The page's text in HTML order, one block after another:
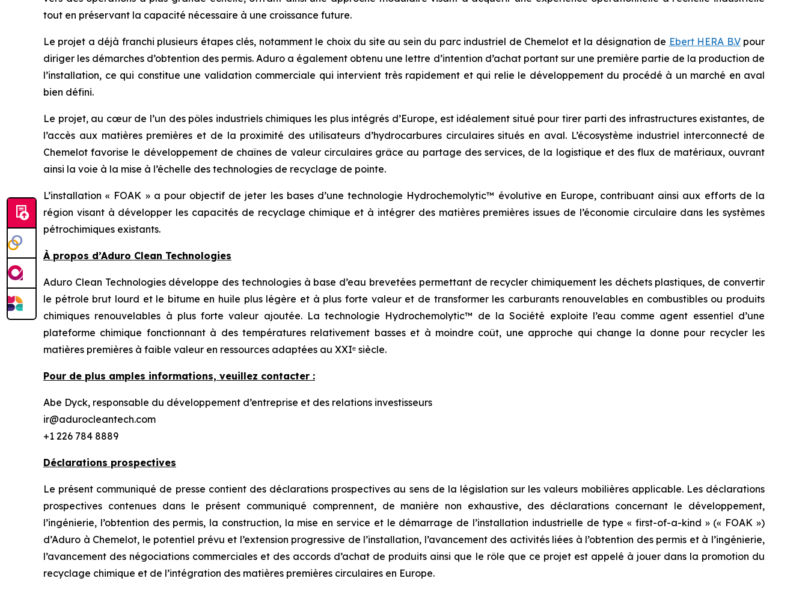
tout en préservant la capacité nécessaire à une croissance future.
Le projet a déjà franchi plusieurs étapes clés, notamment le choix du site au sein du parc industriel de Chemelot et la désignation de Ebert HERA B.Vpour
diriger les démarches d’obtention des permis. Aduro a également obtenu une lettre d’intention d’achat portant sur une première partie de la production de
l’installation, ce qui constitue une validation commerciale qui intervient très rapidement et qui relie le développement du procédé à un marché en aval
bien défini.
Le projet, au cœur de l’un des pôles industriels chimiques les plus intégrés d’Europe, est idéalement situé pour tirer parti des infrastructures existantes, de
l’accès aux matières premières et de la proximité des utilisateurs d’hydrocarbures circulaires situés en aval. L’écosystème industriel interconnecté de
Chemelot favorise le développement de chaînes de valeur circulaires grâce au partage des services, de la logistique et des flux de matériaux, ouvrant
ainsi la voie à la mise à l’échelle des technologies de recyclage de pointe.
L’installation « FOAK » a pour objectif de jeter les bases d’une technologie Hydrochemolytic™ évolutive en Europe, contribuant ainsi aux efforts de la
région visant à développer les capacités de recyclage chimique et à intégrer des matières premières issues de l’économie circulaire dans les systèmes
pétrochimiques existants.
À propos d’Aduro Clean Technologies
Aduro Clean Technologies développe des technologies à base d’eau brevetées permettant de recycler chimiquement les déchets plastiques, de convertir
le pétrole brut lourd et le bitume en huile plus légère et à plus forte valeur et de transformer les carburants renouvelables en combustibles ou produits
chimiques renouvelables à plus forte valeur ajoutée. La technologie Hydrochemolytic™ de la Société exploite l’eau comme agent essentiel d’une
plateforme chimique fonctionnant à des températures relativement basses et à moindre coût, une approche qui change la donne pour recycler les
matières premières à faible valeur en ressources adaptées au XXIᵉ siècle.
Pour de plus amples informations, veuillez contacter :
Abe Dyck, responsable du développement d’entreprise et des relations investisseurs
ir@adurocleantech.com
+1 226 784 8889
Déclarations prospectives
Le présent communiqué de presse contient des déclarations prospectives au sens de la législation sur les valeurs mobilières applicable. Les déclarations
prospectives contenues dans le présent communiqué comprennent, de manière non exhaustive, des déclarations concernant le développement,
l’ingénierie, l’obtention des permis, la construction, la mise en service et le démarrage de l’installation industrielle de type « first-of-a-kind » (« FOAK »)
d’Aduro à Chemelot, le potentiel prévu et l’extension progressive de l’installation, l’avancement des activités liées à l’obtention des permis et à l’ingénierie,
l’avancement des négociations commerciales et des accords d’achat de produits ainsi que le rôle que ce projet est appelé à jouer dans la promotion du
recyclage chimique et de l’intégration des matières premières circulaires en Europe.